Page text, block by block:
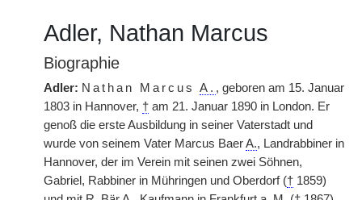
Adler, Nathan Marcus
Biographie
Adler: Nathan Marcus A. , geboren am 15. Januar
1803 in Hannover, † am 21. Januar 1890 in London. Er
genoß die erste Ausbildung in seiner Vaterstadt und
wurde von seinem Vater Marcus BaerA., Landrabbiner in
Hannover, der im Verein mit seinen zwei Söhnen,
Gabriel, Rabbiner in Mühringen und Oberdorf († 1859)